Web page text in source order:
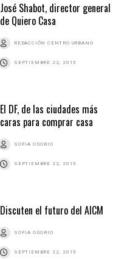
José Shabot, director general
de Quiero Casa
REDACCIÓN CENTRO URBANO
SEPTIEMBRE 22, 2015
El DF, de las ciudades más
caras para comprar casa
SOFIA OSORIO
SEPTIEMBRE 22, 2015
Discuten el futuro del AICM
SOFIA OSORIO
SEPTIEMBRE 22, 2015